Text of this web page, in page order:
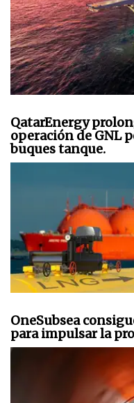
QatarEnergy
operación de GNL
buques tanque.
OneSubsea
para impulsar la